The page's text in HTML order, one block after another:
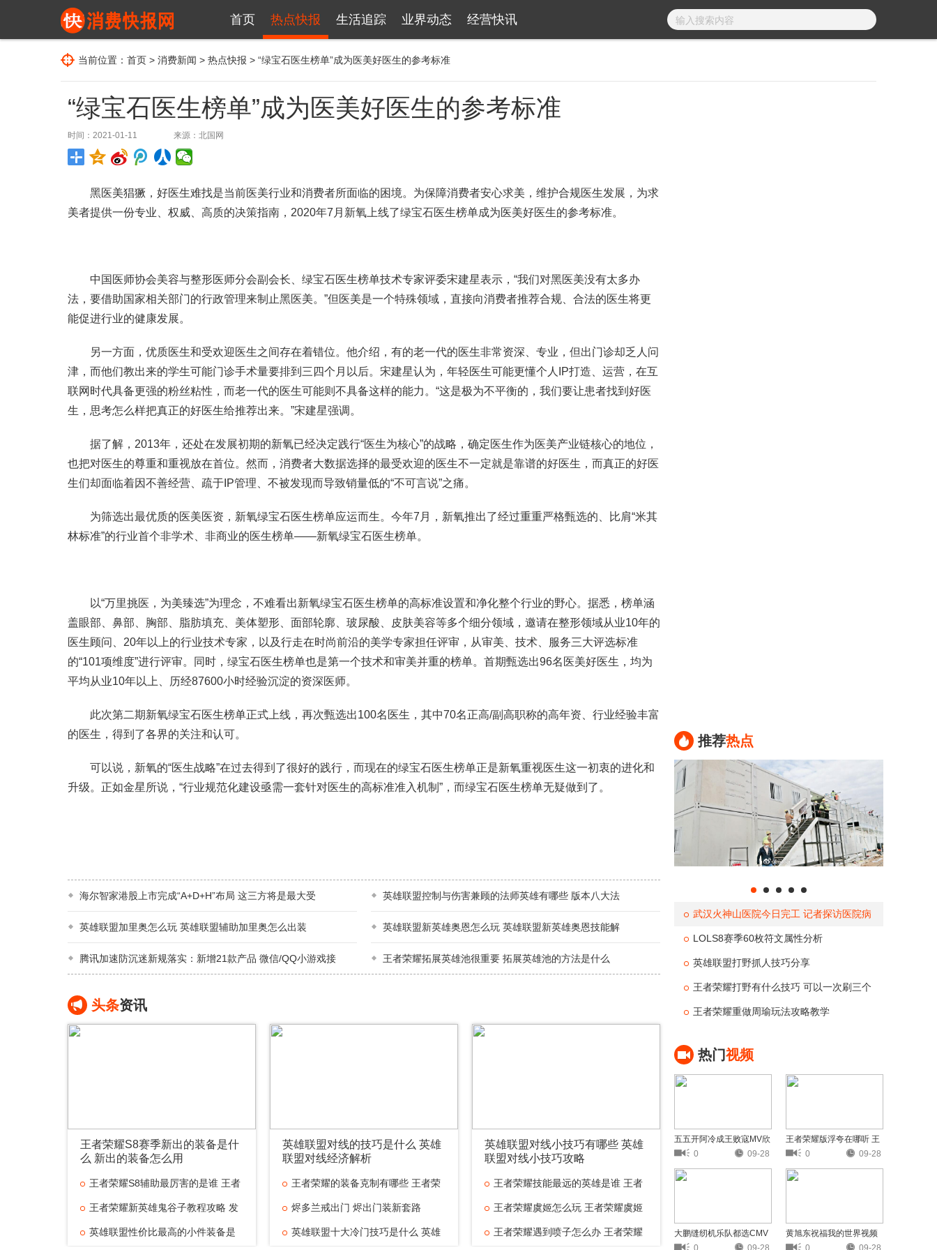
首页 热点快报 生活追踪 业界动态 经营快讯
当前位置： 首页 > 消费新闻 > 热点快报 > “绿宝石医生榜单”成为医美好医生的参考标准
“绿宝石医生榜单”成为医美好医生的参考标准
时间：2021-01-11 来源： 北国网
黑医美猖獗，好医生难找是当前医美行业和消费者所面临的困境。为保障消费者安心求美，维护合规医生发展，为求
美者提供一份专业、权威、高质的决策指南，2020年7月新氧上线了绿宝石医生榜单成为医美好医生的参考标准。
中国医师协会美容与整形医师分会副会长、绿宝石医生榜单技术专家评委宋建星表示，“我们对黑医美没有太多办
法，要借助国家相关部门的行政管理来制止黑医美。”但医美是一个特殊领域，直接向消费者推荐合规、合法的医生将更
能促进行业的健康发展。
另一方面，优质医生和受欢迎医生之间存在着错位。他介绍，有的老一代的医生非常资深、专业，但出门诊却乏人问
津，而他们教出来的学生可能门诊手术量要排到三四个月以后。宋建星认为，年轻医生可能更懂个人IP打造、运营，在互
联网时代具备更强的粉丝粘性，而老一代的医生可能则不具备这样的能力。“这是极为不平衡的，我们要让患者找到好医
生，思考怎么样把真正的好医生给推荐出来。”宋建星强调。
据了解，2013年，还处在发展初期的新氧已经决定践行“医生为核心”的战略，确定医生作为医美产业链核心的地位，
也把对医生的尊重和重视放在首位。然而，消费者大数据选择的最受欢迎的医生不一定就是靠谱的好医生，而真正的好医
生们却面临着因不善经营、疏于IP管理、不被发现而导致销量低的“不可言说”之痛。
为筛选出最优质的医美医资，新氧绿宝石医生榜单应运而生。今年7月，新氧推出了经过重重严格甄选的、比肩“米其
林标准”的行业首个非学术、非商业的医生榜单——新氧绿宝石医生榜单。
以“万里挑医，为美臻选”为理念，不难看出新氧绿宝石医生榜单的高标准设置和净化整个行业的野心。据悉，榜单涵
盖眼部、鼻部、胸部、脂肪填充、美体塑形、面部轮廓、玻尿酸、皮肤美容等多个细分领域，邀请在整形领域从业10年的
医生顾问、20年以上的行业技术专家，以及行走在时尚前沿的美学专家担任评审，从审美、技术、服务三大评选标准
的“101项维度”进行评审。同时，绿宝石医生榜单也是第一个技术和审美并重的榜单。首期甄选出96名医美好医生，均为
平均从业10年以上、历经87600小时经验沉淀的资深医师。
此次第二期新氧绿宝石医生榜单正式上线，再次甄选出100名医生，其中70名正高/副高职称的高年资、行业经验丰富
的医生，得到了各界的关注和认可。
可以说，新氧的“医生战略”在过去得到了很好的践行，而现在的绿宝石医生榜单正是新氧重视医生这一初衷的进化和
升级。正如金星所说，“行业规范化建设亟需一套针对医生的高标准准入机制”，而绿宝石医生榜单无疑做到了。
海尔智家港股上市完成“A+D+H”布局 这三方将是最大受 英雄联盟控制与伤害兼顾的法师英雄有哪些 版本八大法
英雄联盟加里奥怎么玩 英雄联盟辅助加里奥怎么出装 英雄联盟新英雄奥恩怎么玩 英雄联盟新英雄奥恩技能解
腾讯加速防沉迷新规落实：新增21款产品 微信/QQ小游戏接 王者荣耀拓展英雄池很重要 拓展英雄池的方法是什么
头条资讯
王者荣耀S8赛季新出的装备是什
么 新出的装备怎么用
王者荣耀S8辅助最厉害的是谁 王者
王者荣耀新英雄鬼谷子教程攻略 发
英雄联盟性价比最高的小件装备是
英雄联盟对线的技巧是什么 英雄
联盟对线经济解析
王者荣耀的装备克制有哪些 王者荣
烬多兰戒出门 烬出门装新套路
英雄联盟十大冷门技巧是什么 英雄
英雄联盟对线小技巧有哪些 英雄
联盟对线小技巧攻略
王者荣耀技能最远的英雄是谁 王者
王者荣耀虞姬怎么玩 王者荣耀虞姬
王者荣耀遇到喷子怎么办 王者荣耀
推荐热点
武汉火神山医院今日完工 记者探访医院病
房医疗设备设施一流
LOLS8赛季60枚符文属性分析
英雄联盟打野抓人技巧分享
王者荣耀打野有什么技巧 可以一次刷三个
野怪的英雄
王者荣耀重做周瑜玩法攻略教学
热门视频
五五开阿冷成王败寇MV欣
赏
0 09-28
王者荣耀版浮夸在哪听 王
者荣耀版浮夸歌词欣赏
0 09-28
大鹏缝纫机乐队都选CMV
欣赏 0 09-28
黄旭东祝福我的世界视频
黄旭东奶我的世界视频分
0 09-28